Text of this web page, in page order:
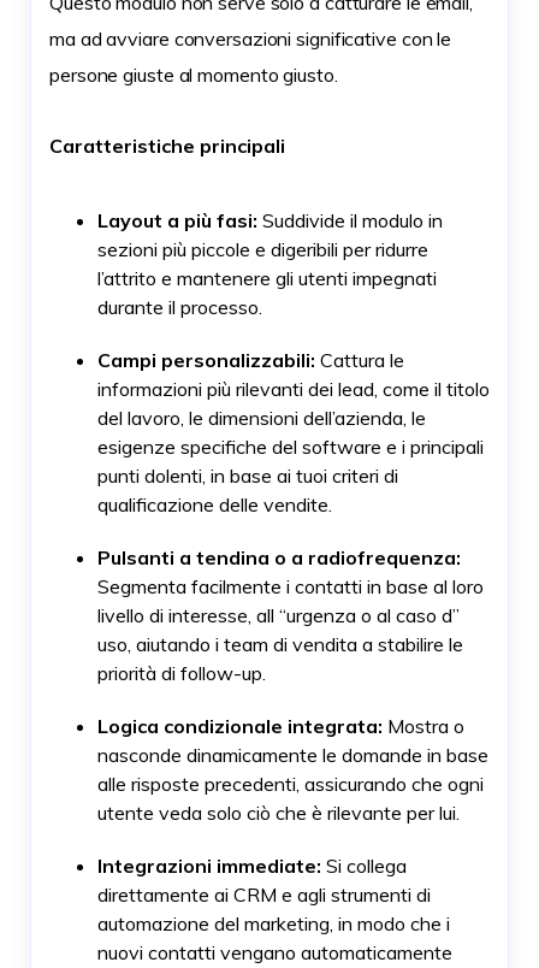
ma ad avviare conversazioni significative con le
persone giuste al momento giusto.
Caratteristiche principali
Layout a più fasi: Suddivide il modulo in
sezioni più piccole e digeribili per ridurre
l’attrito e mantenere gli utenti impegnati
durante il processo.
Campi personalizzabili: Cattura le
informazioni più rilevanti dei lead, come il titolo
del lavoro, le dimensioni dell’azienda, le
esigenze specifiche del software e i principali
punti dolenti, in base ai tuoi criteri di
qualificazione delle vendite.
Pulsanti a tendina o a radiofrequenza:
Segmenta facilmente i contatti in base al loro
livello di interesse, all “urgenza o al caso d”
uso, aiutando i team di vendita a stabilire le
priorità di follow-up.
Logica condizionale integrata: Mostra o
nasconde dinamicamente le domande in base
alle risposte precedenti, assicurando che ogni
utente veda solo ciò che è rilevante per lui.
Integrazioni immediate: Si collega
direttamente ai CRM e agli strumenti di
automazione del marketing, in modo che i
nuovi contatti vengano automaticamente